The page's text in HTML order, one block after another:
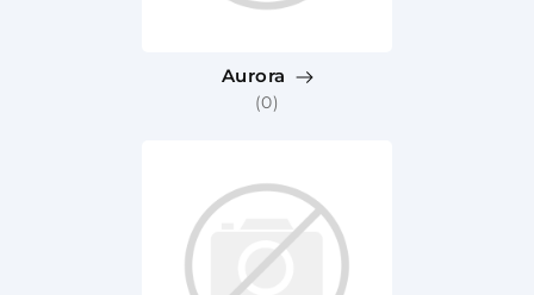
Aurora
(0)